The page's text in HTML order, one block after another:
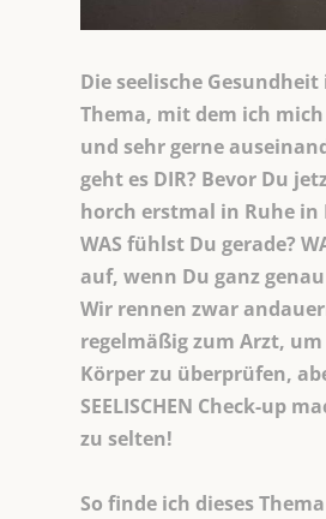
Die seelische Gesundheit
Thema, mit dem ich
und sehr gerne
geht es DIR? Bevor Du
horch erstmal in Ruhe in
WAS fühlst Du gerade?
auf, wenn Du ganz
Wir rennen zwar
regelmäßig zum Arzt,
Körper zu überprüfen,
SEELISCHEN Check-up
zu selten!
So finde ich dieses